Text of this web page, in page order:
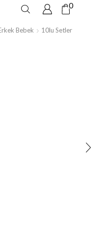
0
Bebek 10lu Setler